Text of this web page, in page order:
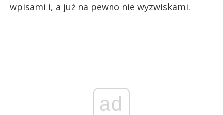
wpisami i, a już na pewno nie wyzwiskami.
ad